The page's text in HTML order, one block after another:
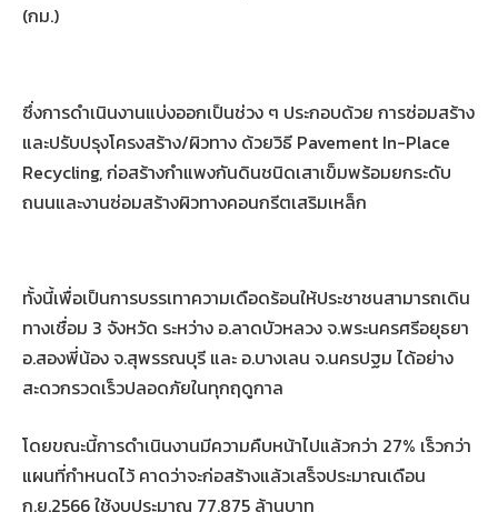
(กม.)
ซึ่งการดำเนินงานแบ่งออกเป็นช่วง ๆ ประกอบด้วย การซ่อมสร้าง
และปรับปรุงโครงสร้าง/ผิวทาง ด้วยวิธี Pavement In-Place
Recycling, ก่อสร้างกำแพงกันดินชนิดเสาเข็มพร้อมยกระดับ
ถนนและงานซ่อมสร้างผิวทางคอนกรีตเสริมเหล็ก
ทั้งนี้เพื่อเป็นการบรรเทาความเดือดร้อนให้ประชาชนสามารถเดิน
ทางเชื่อม 3 จังหวัด ระหว่าง อ.ลาดบัวหลวง จ.พระนครศรีอยุธยา
อ.สองพี่น้อง จ.สุพรรณบุรี และ อ.บางเลน จ.นครปฐม ได้อย่าง
สะดวกรวดเร็วปลอดภัยในทุกฤดูกาล
โดยขณะนี้การดำเนินงานมีความคืบหน้าไปแล้วกว่า 27% เร็วกว่า
แผนที่กำหนดไว้ คาดว่าจะก่อสร้างแล้วเสร็จประมาณเดือน
ก.ย.2566 ใช้งบประมาณ 77.875 ล้านบาท